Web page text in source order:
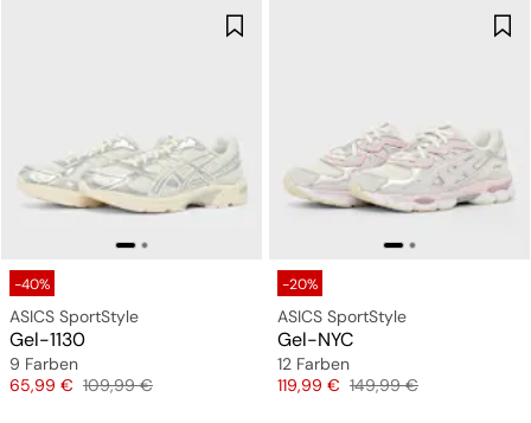
-40%
ASICS SportStyle
Gel-1130
9 Farben
Preis
65,99 € Originalpreis
109,99 €
-20%
ASICS SportStyle
Gel-NYC
12 Farben
Preis
119,99 € Originalpreis
149,99 €